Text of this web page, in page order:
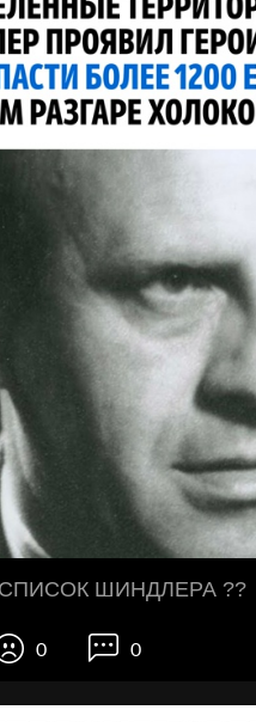
СПИСОК ШИНДЛЕРА ??
0 0